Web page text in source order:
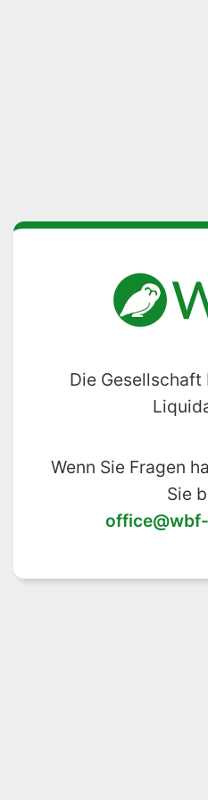
Die
Wenn Sie Fragen
Sie